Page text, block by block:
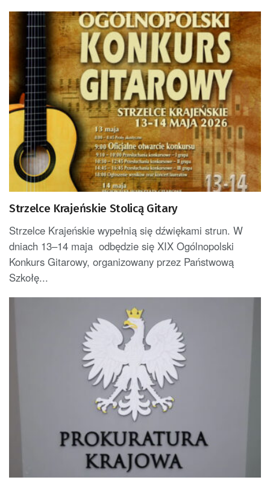
Strzelce Krajeńskie Stolicą Gitary
Strzelce Krajeńskie wypełnią się dźwiękami strun. W
dniach 13–14 maja odbędzie się XIX Ogólnopolski
Konkurs Gitarowy, organizowany przez Państwową
Szkołę...